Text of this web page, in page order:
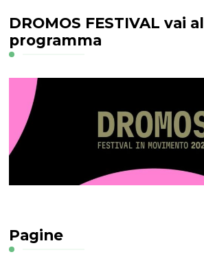
DROMOS FESTIVAL vai al
programma
Pagine